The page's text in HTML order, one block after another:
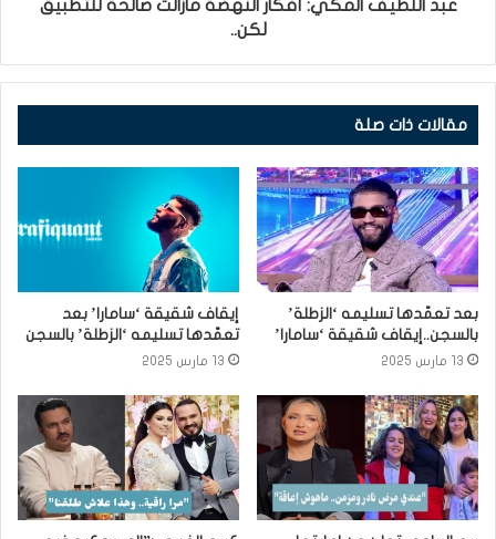
عبد اللطيف المكي: أفكار النهضة مازالت صالحة للتطبيق
لكن..
مقالات ذات صلة
بعد تعمّدها تسليمه ‘الزطلة’
بالسجن..إيقاف شقيقة ‘سامارا’
13 مارس 2025
إيقاف شقيقة ‘سامارا’ بعد
تعمّدها تسليمه ‘الزطلة’ بالسجن
13 مارس 2025